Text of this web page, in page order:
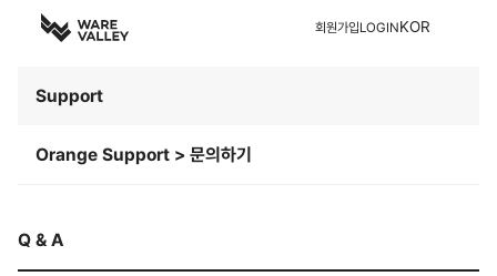
회원가입LOGINKOR
Support
Orange Support > 문의하기
Q & A